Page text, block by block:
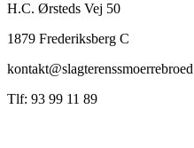
H.C. Ørsteds Vej 50
1879 Frederiksberg C
Tlf: 93 99 11 89